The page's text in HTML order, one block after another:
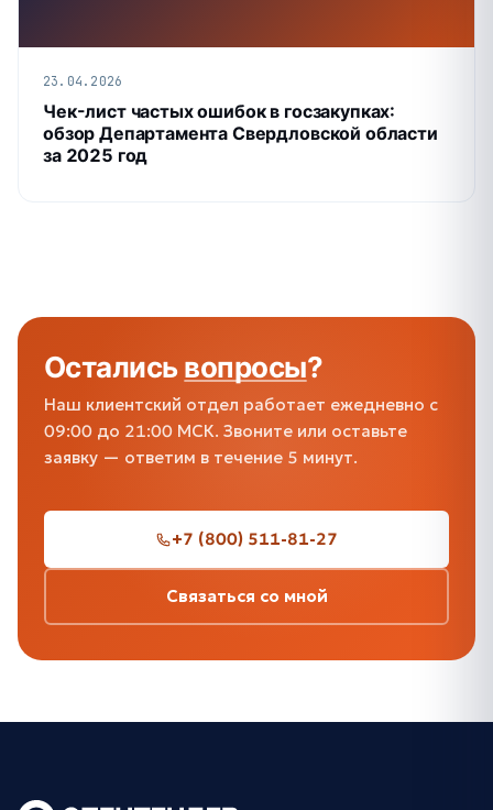
23.04.2026
Чек-лист частых ошибок в госзакупках:
обзор Департамента Свердловской области
за 2025 год
Осталисьвопросы?
Наш клиентский отдел работает ежедневно с
09:00 до 21:00 МСК. Звоните или оставьте
заявку — ответим в течение 5 минут.
+7 (800) 511-81-27
Связаться со мной